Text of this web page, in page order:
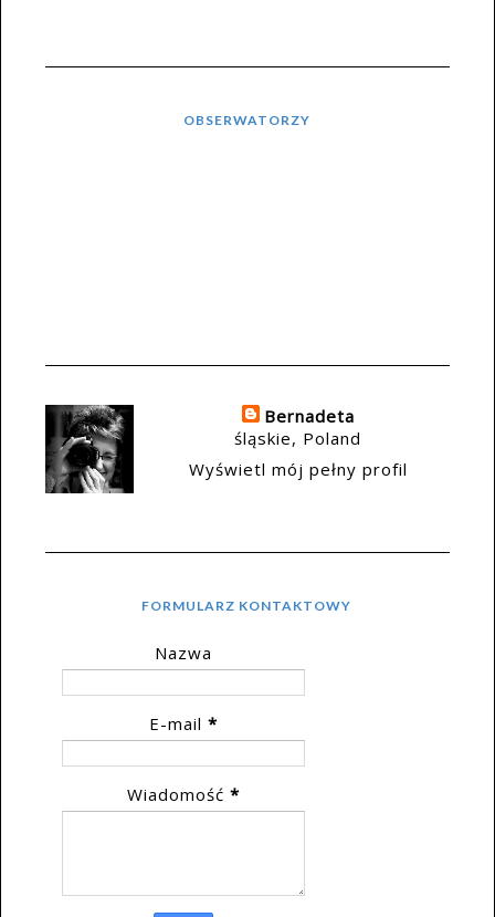
OBSERWATORZY
Bernadeta
śląskie, Poland
Wyświetl mój pełny profil
FORMULARZ KONTAKTOWY
Nazwa
E-mail *
Wiadomość *